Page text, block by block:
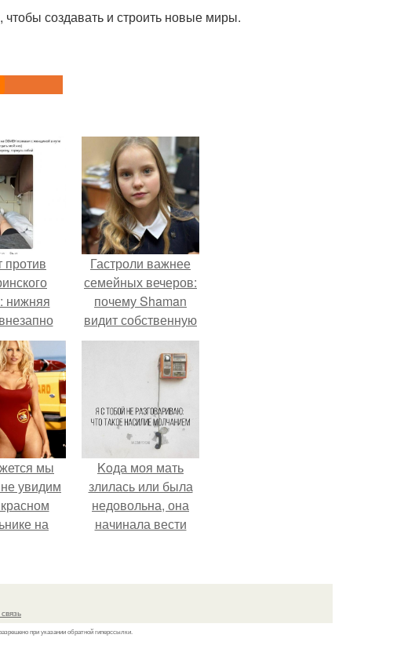
создавать и строить новые миры.
против
нижняя
Гастроли важнее
семейных вечеров:
почему Shaman
видит собственную
дочь чаще на
экране, чем
вживую.
мы
увидим
на
Koда моя мать
злилась или была
недовольна, она
начинала вести
при указании обратной гиперссылки.